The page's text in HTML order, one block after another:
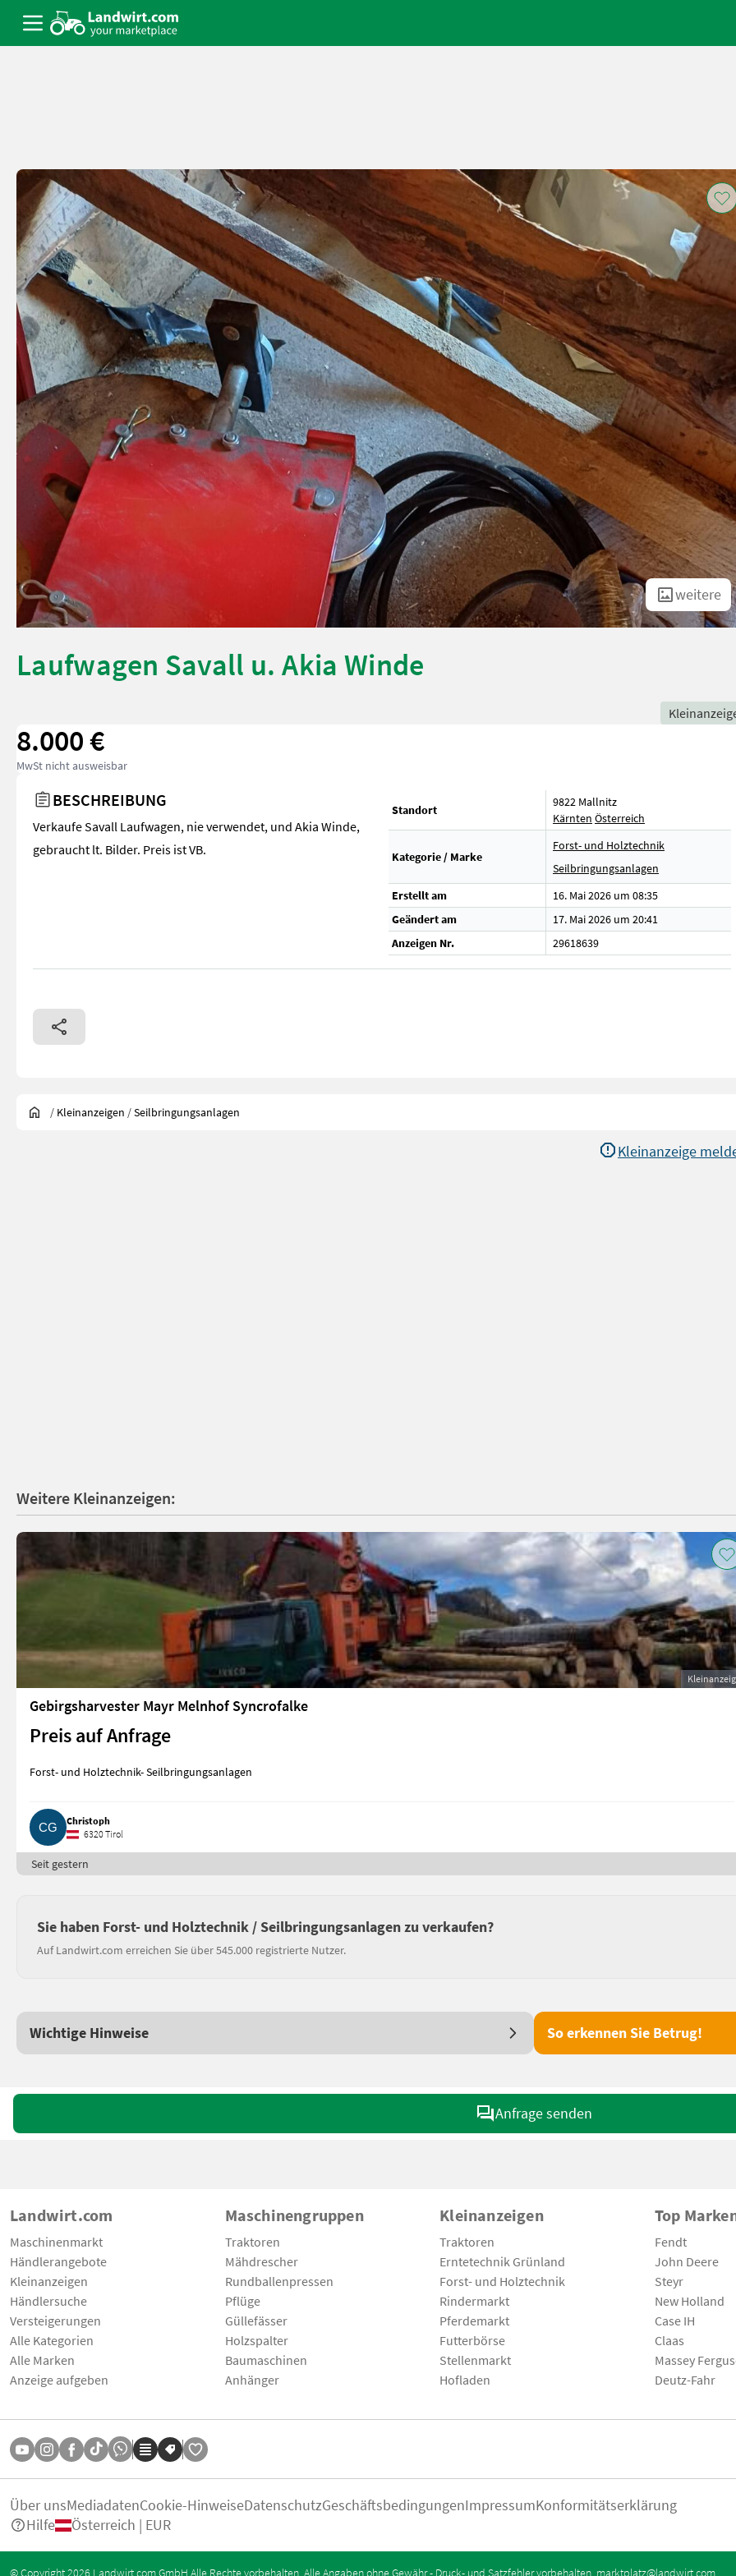
weitere
Laufwagen Savall u. Akia Winde
8.000 €
MwSt nicht ausweisbar
BESCHREIBUNG
Verkaufe Savall Laufwagen, nie verwendet, und Akia Winde,
gebraucht lt. Bilder. Preis ist VB.
Standort
9822 Mallnitz
Kärnten Österreich
Kategorie / Marke
Forst- und Holztechnik
Seilbringungsanlagen
Erstellt am
16. Mai 2026 um 08:35
Geändert am
17. Mai 2026 um 20:41
Anzeigen Nr.
29618639
/ Kleinanzeigen /Seilbringungsanlagen
Kleinanzeige
Weitere Kleinanzeigen:
Gebirgsharvester Mayr Melnhof Syncrofalke
Preis auf Anfrage
Forst- und Holztechnik- Seilbringungsanlagen
Christoph
6320 Tirol
Seit gestern
Sie haben Forst- und Holztechnik / Seilbringungsanlagen zu verkaufen?
Auf Landwirt.com erreichen Sie über 545.000 registrierte Nutzer.
Wichtige Hinweise So erkennen Sie Betrug!
Anfrage senden
Landwirt.com
Maschinenmarkt
Händlerangebote
Kleinanzeigen
Händlersuche
Versteigerungen
Alle Kategorien
Alle Marken
Anzeige aufgeben
Maschinengruppen
Traktoren
Mähdrescher
Rundballenpressen
Pflüge
Güllefässer
Holzspalter
Baumaschinen
Anhänger
Kleinanzeigen
Traktoren
Erntetechnik Grünland
Forst- und Holztechnik
Rindermarkt
Pferdemarkt
Futterbörse
Stellenmarkt
Hofladen
Top
Fendt
John Deere
Steyr
New Holland
Case IH
Claas
Massey
Deutz-Fahr
Über unsMediadatenCookie-HinweiseDatenschutzGeschäftsbedingungenImpressumKonformitätserklärung
Hilfe
Österreich | EUR
© Copyright 2026 Landwirt.com GmbH Alle Rechte vorbehalten. Alle Angaben ohne Gewähr - Druck- und Satzfehler vorbehalten. marktplatz@landwirt.com